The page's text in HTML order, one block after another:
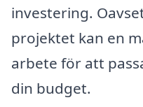
investering.
projektet kan en
arbete för att
din budget.